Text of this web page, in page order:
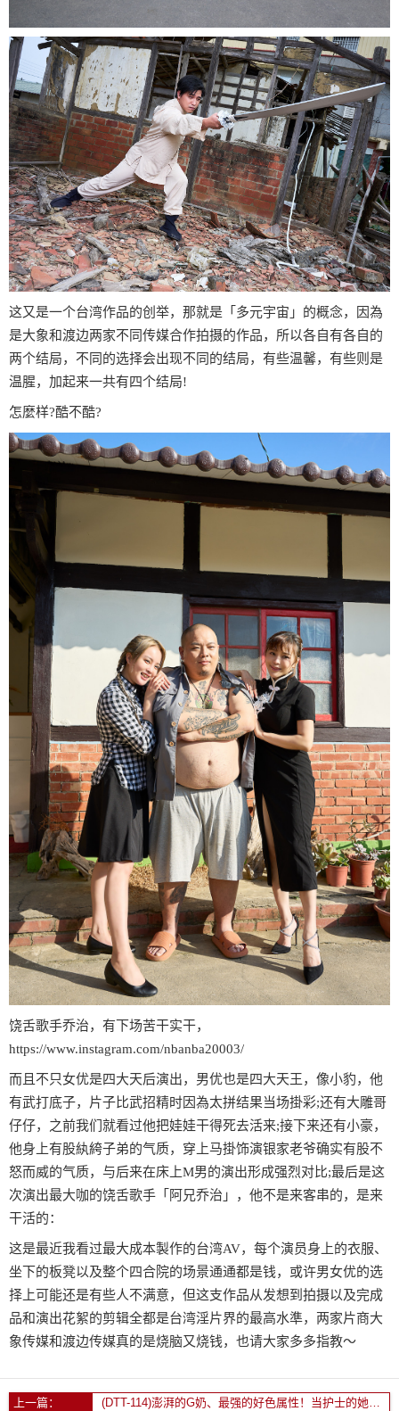
这又是一个台湾作品的创举，那就是「多元宇宙」的概念，因為
是大象和渡边两家不同传媒合作拍摄的作品，所以各自有各自的
两个结局，不同的选择会出现不同的结局，有些温馨，有些则是
温腥，加起来一共有四个结局!
怎麼样?酷不酷?
饶舌歌手乔治，有下场苦干实干，
https://www.instagram.com/nbanba20003/
而且不只女优是四大天后演出，男优也是四大天王，像小豹，他
有武打底子，片子比武招精时因為太拼结果当场掛彩;还有大雕哥
仔仔，之前我们就看过他把娃娃干得死去活来;接下来还有小豪，
他身上有股紈絝子弟的气质，穿上马掛饰演银家老爷确实有股不
怒而威的气质，与后来在床上M男的演出形成强烈对比;最后是这
次演出最大咖的饶舌歌手「阿兄乔治」，他不是来客串的，是来
干活的：
这是最近我看过最大成本製作的台湾AV，每个演员身上的衣服、
坐下的板凳以及整个四合院的场景通通都是钱，或许男女优的选
择上可能还是有些人不满意，但这支作品从发想到拍摄以及完成
品和演出花絮的剪辑全都是台湾淫片界的最高水準，两家片商大
象传媒和渡边传媒真的是烧脑又烧钱，也请大家多多指教～
上一篇：
(DTT-114)澎湃的G奶、最强的好色属性！当护士的她一干就停不下来了！